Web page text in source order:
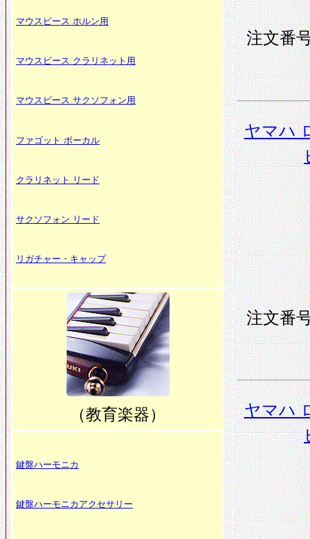
マウスピース ホルン用
マウスピース クラリネット用
マウスピース サクソフォン用
ファゴット ボーカル
クラリネット リード
サクソフォン リード
リガチャー・キャップ
（教育楽器）
鍵盤ハーモニカ
鍵盤ハーモニカアクセサリー
注文番
ヤマハ
注文番
ヤマハ